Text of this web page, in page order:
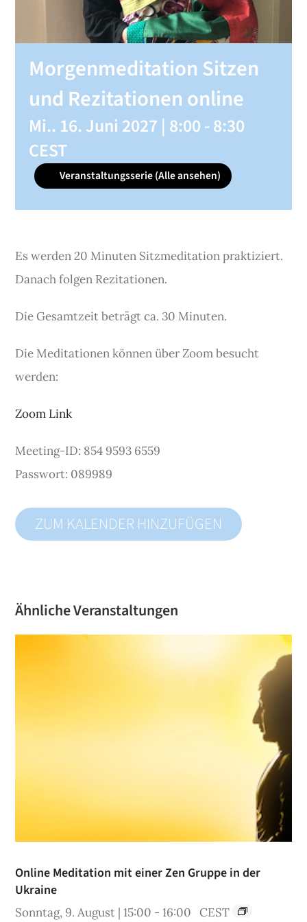
KONTAKT
Spenden
Morgenmeditation Sitzen
und Rezitationen online
Mi.. 16. Juni 2027 | 8:00-8:30
CEST
Veranstaltungsserie(Alle ansehen)
Es werden 20 Minuten Sitzmeditation praktiziert.
Danach folgen Rezitationen.
Die Gesamtzeit beträgt ca. 30 Minuten.
Die Meditationen können über Zoom besucht
werden:
Zoom Link
Meeting-ID: 854 9593 6559
Passwort: 089989
ZUM KALENDER HINZUFÜGEN
Ähnliche Veranstaltungen
Online Meditation mit einer Zen Gruppe in der
Ukraine
Sonntag, 9. August | 15:00 -16:00 CEST